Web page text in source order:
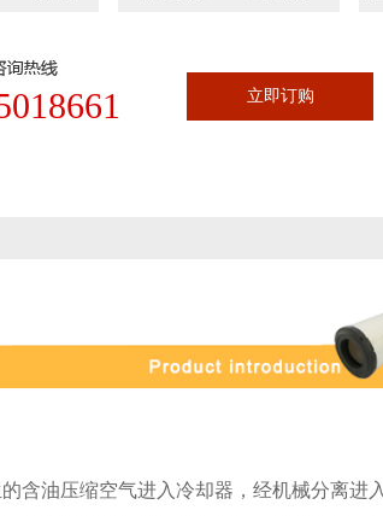
立即订购
含油压缩空气进入冷却器，经机械分离进